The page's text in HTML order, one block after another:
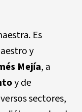
Es
y
Mejía, a
y de
sectores,